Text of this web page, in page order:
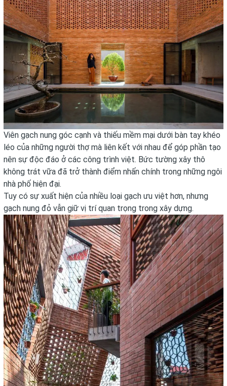
Viên gạch nung góc cạnh và thiếu mềm mại dưới bàn tay khéo
léo của những người thợ mà liên kết với nhau để góp phần tạo
nên sự độc đáo ở các công trình việt. Bức tường xây thô
không trát vữa đã trở thành điểm nhấn chính trong những ngôi
nhà phố hiện đại.
Tuy có sự xuất hiện của nhiều loại gạch ưu việt hơn, nhưng
gạch nung đỏ vẫn giữ vị trí quan trọng trong xây dựng.